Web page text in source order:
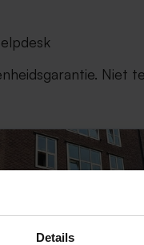
Details
Niet